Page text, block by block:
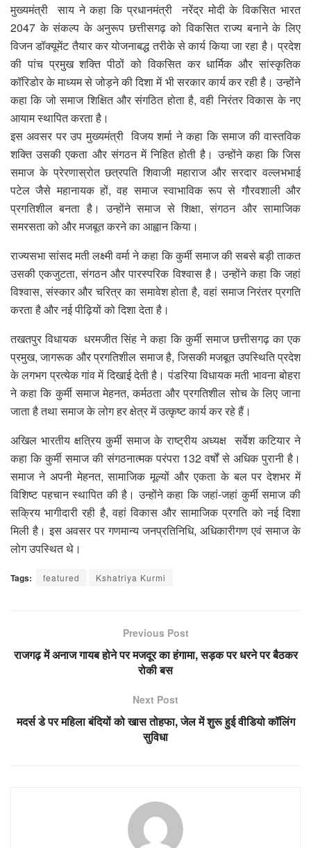
मुख्यमंत्री साय ने कहा कि प्रधानमंत्री नरेंद्र मोदी के विकसित भारत
2047 के संकल्प के अनुरूप छत्तीसगढ़ को विकसित राज्य बनाने के लिए
विजन डॉक्यूमेंट तैयार कर योजनाबद्ध तरीके से कार्य किया जा रहा है। प्रदेश
की पांच प्रमुख शक्ति पीठों को विकसित कर धार्मिक और सांस्कृतिक
कॉरिडोर के माध्यम से जोड़ने की दिशा में भी सरकार कार्य कर रही है। उन्होंने
कहा कि जो समाज शिक्षित और संगठित होता है, वही निरंतर विकास के नए
आयाम स्थापित करता है।
इस अवसर पर उप मुख्यमंत्री विजय शर्मा ने कहा कि समाज की वास्तविक
शक्ति उसकी एकता और संगठन में निहित होती है। उन्होंने कहा कि जिस
समाज के प्रेरणास्रोत छत्रपति शिवाजी महाराज और सरदार वल्लभभाई
पटेल जैसे महानायक हों, वह समाज स्वाभाविक रूप से गौरवशाली और
प्रगतिशील बनता है। उन्होंने समाज से शिक्षा, संगठन और सामाजिक
समरसता को और मजबूत करने का आह्वान किया।
राज्यसभा सांसद मती लक्ष्मी वर्मा ने कहा कि कुर्मी समाज की सबसे बड़ी ताकत
उसकी एकजुटता, संगठन और पारस्परिक विश्वास है। उन्होंने कहा कि जहां
विश्वास, संस्कार और चरित्र का समावेश होता है, वहां समाज निरंतर प्रगति
करता है और नई पीढ़ियों को दिशा देता है।
तखतपुर विधायक धरमजीत सिंह ने कहा कि कुर्मी समाज छत्तीसगढ़ का एक
प्रमुख, जागरूक और प्रगतिशील समाज है, जिसकी मजबूत उपस्थिति प्रदेश
के लगभग प्रत्येक गांव में दिखाई देती है। पंडरिया विधायक मती भावना बोहरा
ने कहा कि कुर्मी समाज मेहनत, कर्मठता और प्रगतिशील सोच के लिए जाना
जाता है तथा समाज के लोग हर क्षेत्र में उत्कृष्ट कार्य कर रहे हैं।
अखिल भारतीय क्षत्रिय कुर्मी समाज के राष्ट्रीय अध्यक्ष सर्वेश कटियार ने
कहा कि कुर्मी समाज की संगठनात्मक परंपरा 132 वर्षों से अधिक पुरानी है।
समाज ने अपनी मेहनत, सामाजिक मूल्यों और एकता के बल पर देशभर में
विशिष्ट पहचान स्थापित की है। उन्होंने कहा कि जहां-जहां कुर्मी समाज की
सक्रिय भागीदारी रही है, वहां विकास और सामाजिक प्रगति को नई दिशा
मिली है। इस अवसर पर गणमान्य जनप्रतिनिधि, अधिकारीगण एवं समाज के
लोग उपस्थित थे।
Tags: featured Kshatriya Kurmi
Previous Post
राजगढ़ में अनाज गायब होने पर मजदूर का हंगामा, सड़क पर धरने पर बैठकर
रोकी बस
Next Post
मदर्स डे पर महिला बंदियों को खास तोहफा, जेल में शुरू हुई वीडियो कॉलिंग
सुविधा